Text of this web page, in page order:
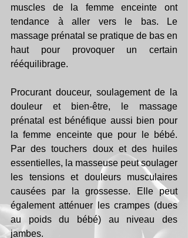
muscles de la femme enceinte ont
tendance à aller vers le bas. Le
massage prénatal se pratique de bas en
haut pour provoquer un certain
rééquilibrage.
Procurant douceur, soulagement de la
douleur et bien-être, le massage
prénatal est bénéfique aussi bien pour
la femme enceinte que pour le bébé.
Par des touchers doux et des huiles
essentielles, la masseuse peut soulager
les tensions et douleurs musculaires
causées par la grossesse. Elle peut
également atténuer les crampes (dues
au poids du bébé) au niveau des
jambes.